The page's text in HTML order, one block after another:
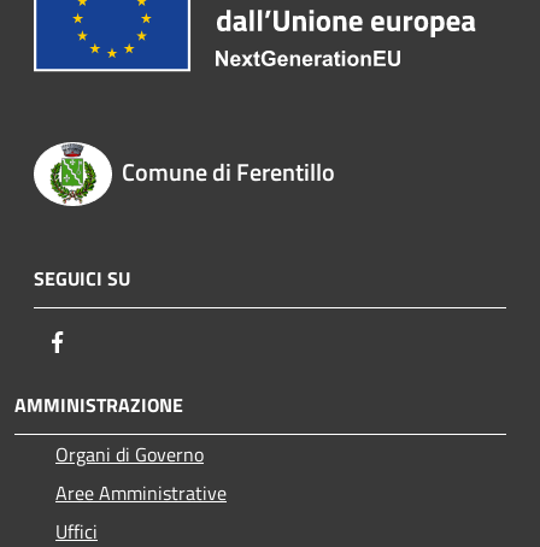
Comune di Ferentillo
SEGUICI SU
AMMINISTRAZIONE
Organi di Governo
Aree Amministrative
Uffici